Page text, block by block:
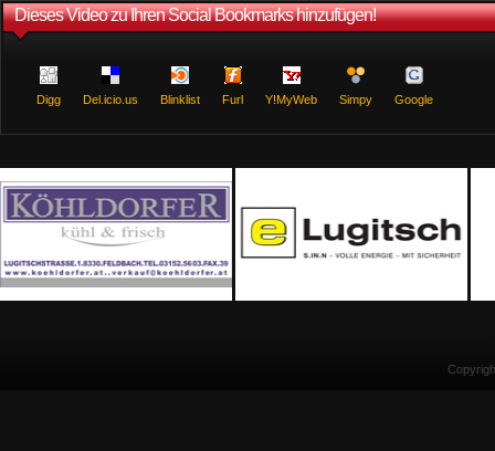
Dieses Video zu Ihren Social Bookmarks hinzufügen!
Digg Del.icio.us Blinklist Furl Y!MyWeb Simpy Google